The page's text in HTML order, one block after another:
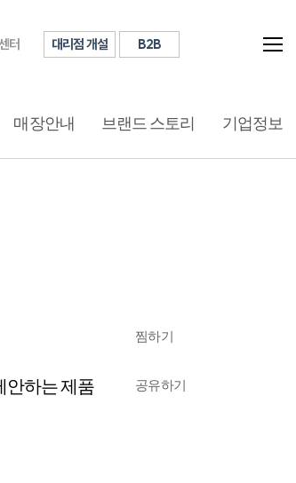
터 대리점 개설 B2B
매장안내 브랜드 스토리 기업정보
안하는 제품
찜하기
공유하기